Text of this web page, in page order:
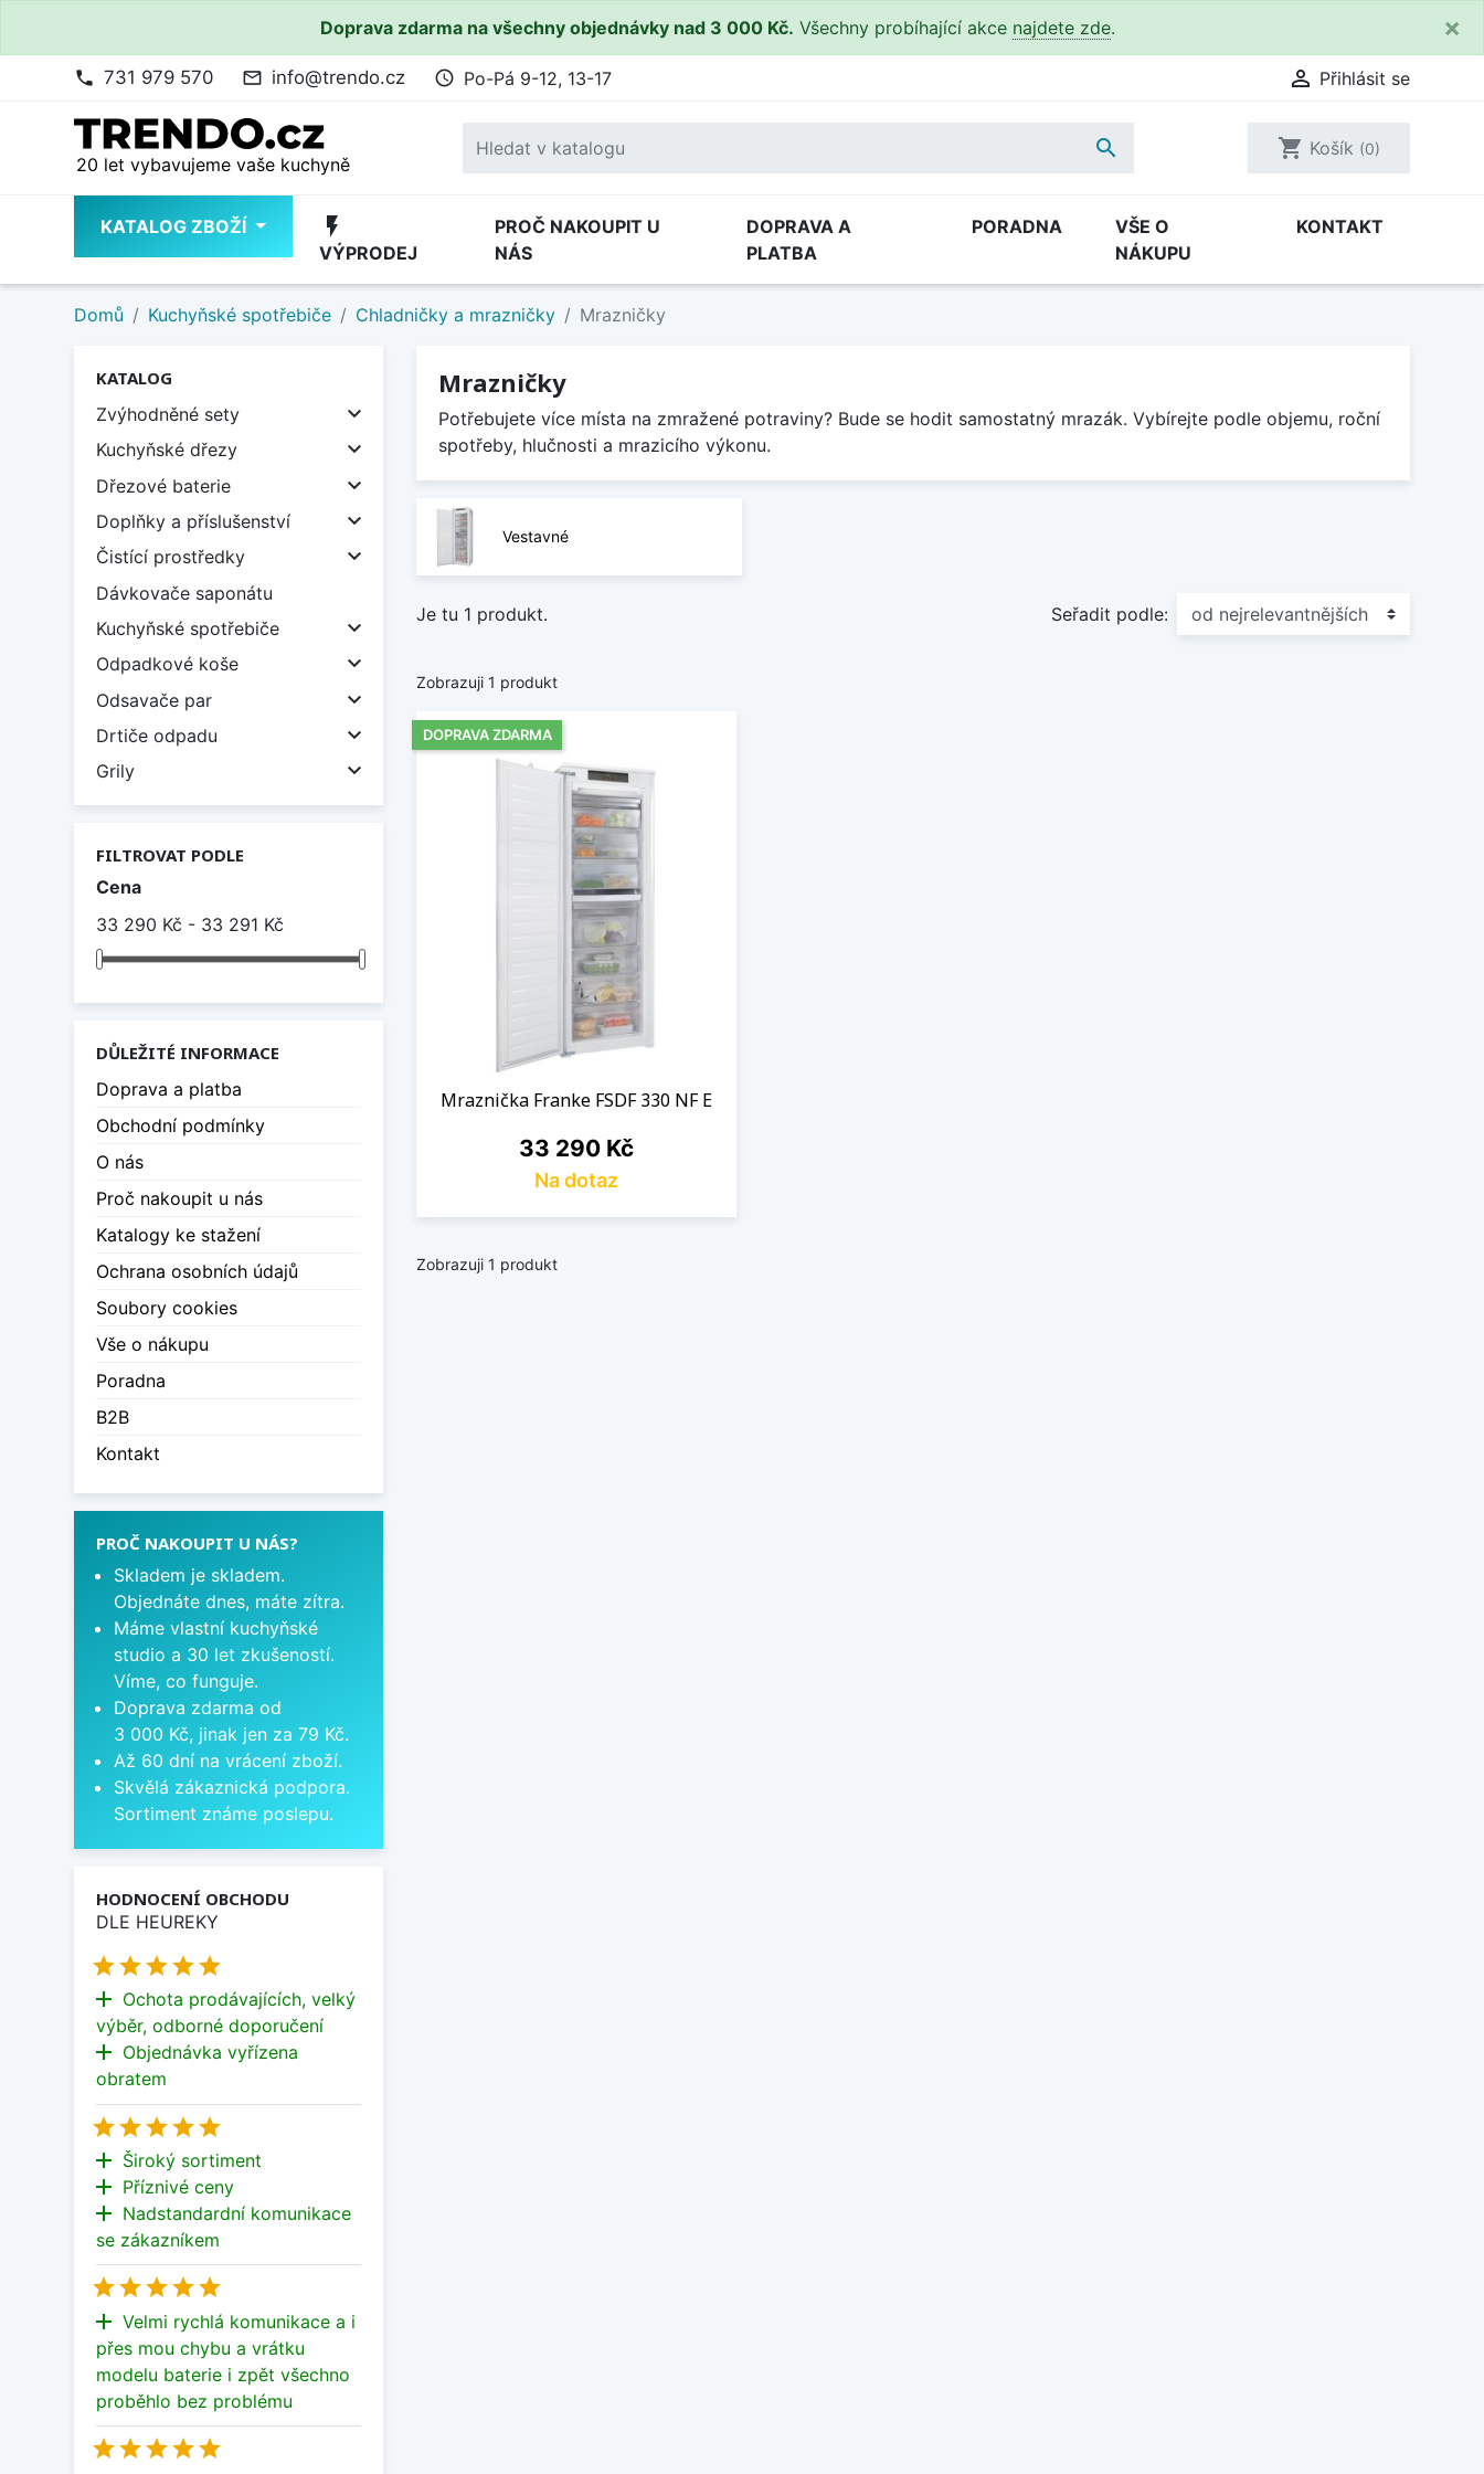
Doprava zdarma na všechny objednávky nad 3 000 Kč. Všechny probíhající akce najdete zde. ×
phone 731 979 570 mail_outline info@trendo.cz access_time Po-Pá 9-12, 13-17  Přihlásit se
20 let vybavujeme vaše kuchyně
 shopping_cart Košík (0)
KATALOG ZBOŽÍ flash_on
VÝPRODEJ
PROČ NAKOUPIT U
NÁS
DOPRAVA A
PLATBA
PORADNA
VŠE O
NÁKUPU
KONTAKT
Domů Kuchyňské spotřebiče Chladničky a mrazničky Mrazničky
KATALOG
Zvýhodněné sety

Kuchyňské dřezy 
Dřezové baterie 
Doplňky a příslušenství 
Čistící prostředky 
Dávkovače saponátu
Kuchyňské spotřebiče

Odpadkové koše 
Odsavače par 
Drtiče odpadu 
Grily 
FILTROVAT PODLE
Cena
33 290 Kč - 33 291 Kč
DŮLEŽITÉ INFORMACE
Doprava a platba
Obchodní podmínky
O nás
Proč nakoupit u nás
Katalogy ke stažení
Ochrana osobních údajů
Soubory cookies
Vše o nákupu
Poradna
B2B
Kontakt
PROČ NAKOUPIT U NÁS?
Skladem je skladem.
Objednáte dnes, máte zítra.
Máme vlastní kuchyňské
studio a 30 let zkušeností.
Víme, co funguje.
Doprava zdarma od
3 000 Kč, jinak jen za 79 Kč.
Až 60 dní na vrácení zboží.
Skvělá zákaznická podpora.
Sortiment známe poslepu.
HODNOCENÍ OBCHODU
DLE HEUREKY

add Ochota prodávajících, velký
výběr, odborné doporučení
add Objednávka vyřízena
obratem

add Široký sortiment
add Příznivé ceny
add Nadstandardní komunikace
se zákazníkem

add Velmi rychlá komunikace a i
přes mou chybu a vrátku
modelu baterie i zpět všechno
proběhlo bez problému

Mrazničky
Potřebujete více místa na zmražené potraviny? Bude se hodit samostatný mrazák. Vybírejte podle objemu, roční
spotřeby, hlučnosti a mrazicího výkonu.
Vestavné
Je tu 1 produkt. Seřadit podle:
Zobrazuji 1 produkt
Mraznička Franke FSDF 330 NF E
Cena
33 290 Kč
Na dotaz
DOPRAVA ZDARMA
Zobrazuji 1 produkt